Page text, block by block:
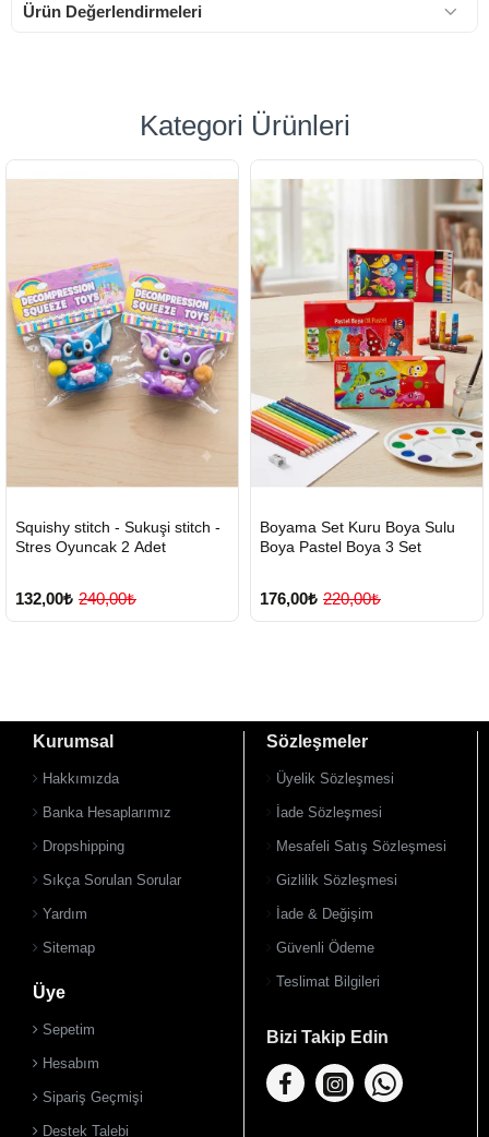
Ürün Değerlendirmeleri
Kategori Ürünleri
TESLİMAT
Squishy stitch - Sukuşi stitch -
Stres Oyuncak 2 Adet
132,00₺ 240,00₺
TESLİMAT
Boyama Set Kuru Boya Sulu
Boya Pastel Boya 3 Set
176,00₺ 220,00₺
Kurumsal
Hakkımızda
Banka Hesaplarımız
Dropshipping
Sıkça Sorulan Sorular
Yardım
Sitemap
Üye
Sepetim
Hesabım
Sipariş Geçmişi
Destek Talebi
Sözleşmeler
Üyelik Sözleşmesi
İade Sözleşmesi
Mesafeli Satış Sözleşmesi
Gizlilik Sözleşmesi
İade & Değişim
Güvenli Ödeme
Teslimat Bilgileri
Bizi Takip Edin